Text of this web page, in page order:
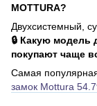
MOTTURA?
Двухсистемный,
🔒 Какую модель
покупают чаще
Самая
замок Mottura